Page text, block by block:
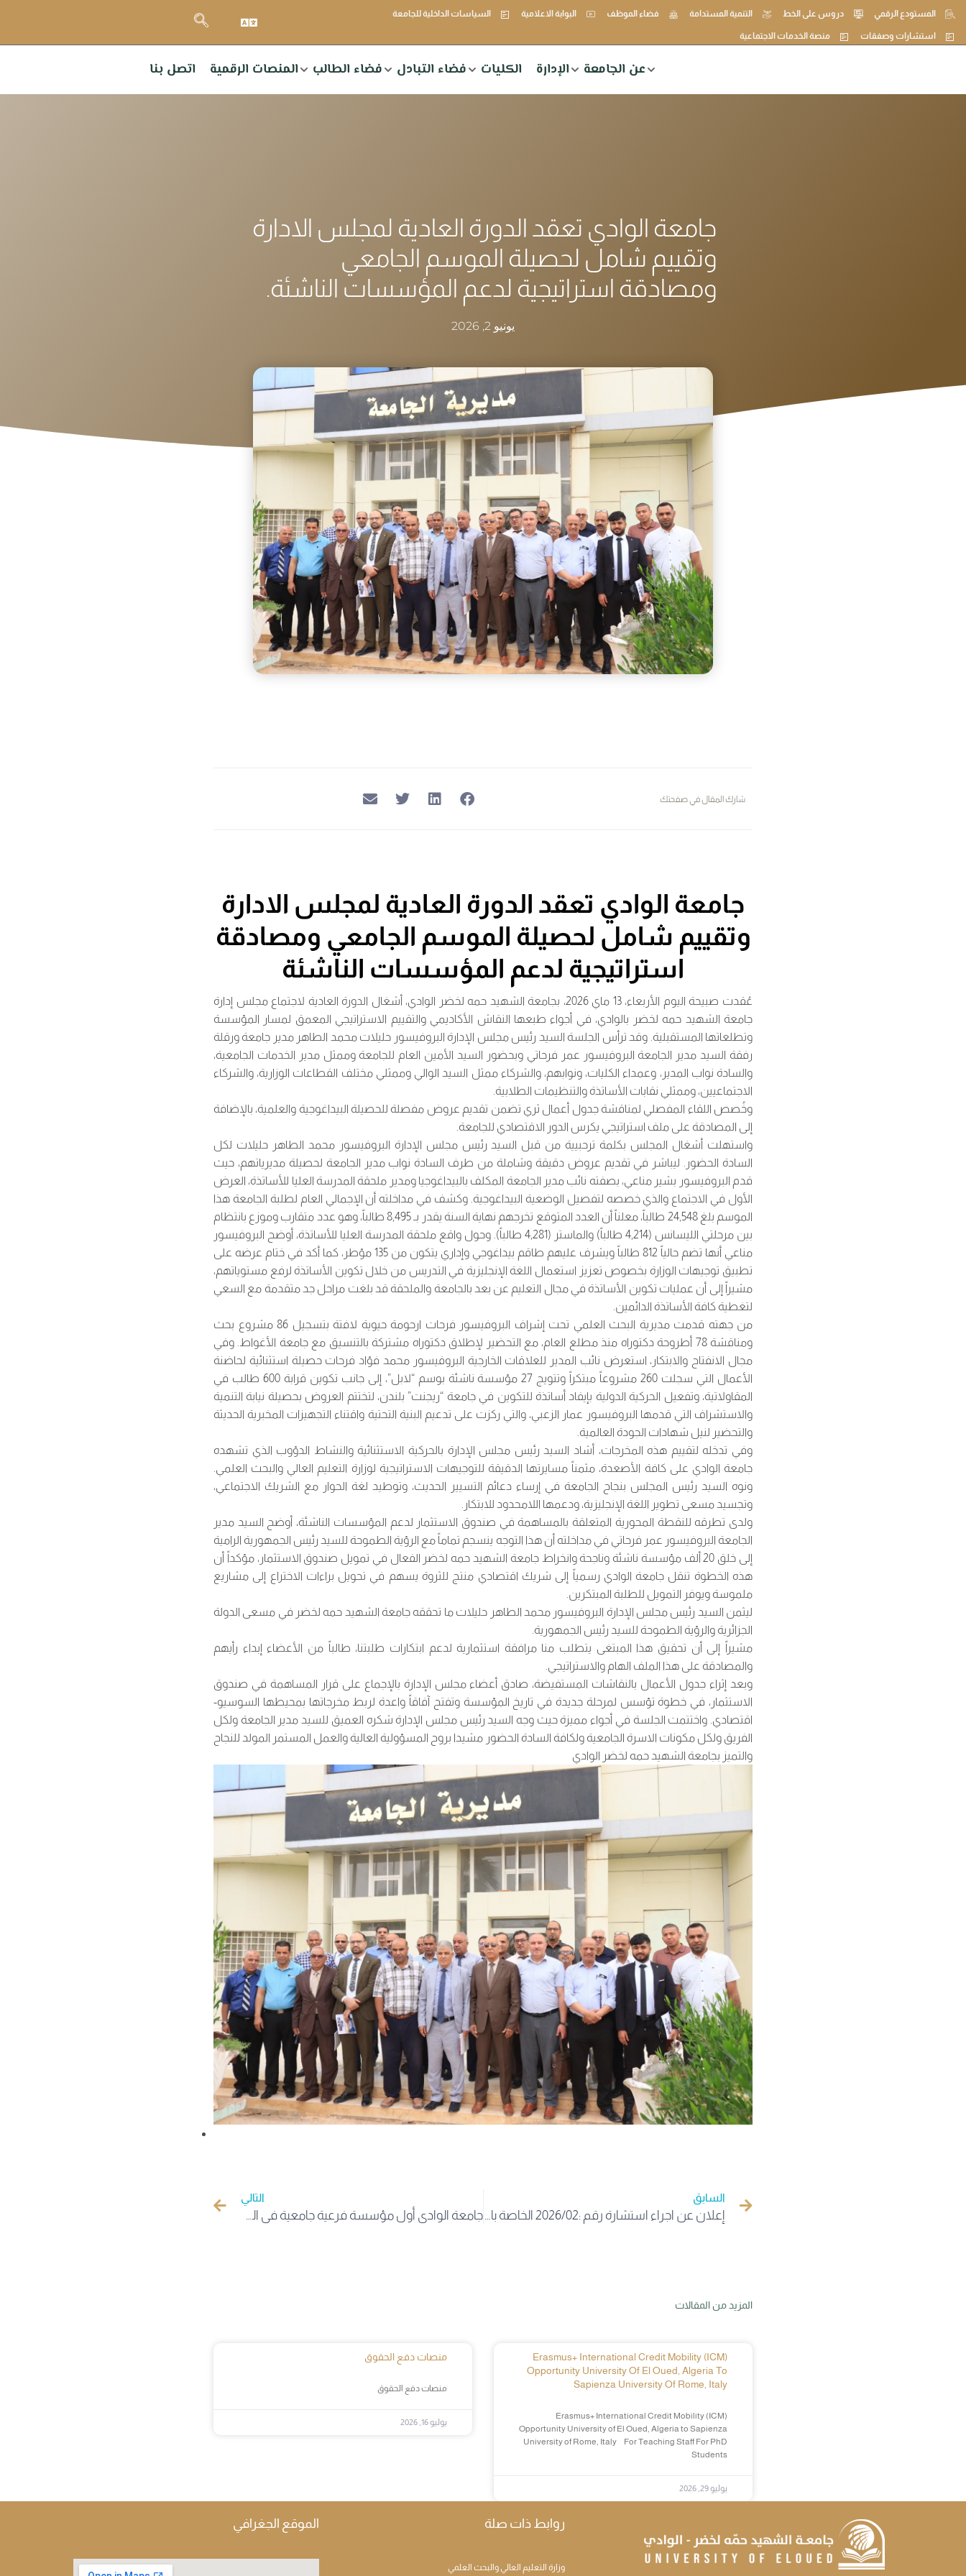
المستودع الرقمي دروس على الخط التنمية المستدامة فضاء الموظف البوابة الاعلامية السياسات الداخلية للجامعة
استشارات وصفقات منصة الخدمات الاجتماعية
عن الجامعة الإدارة الكليات فضاء التبادل فضاء الطالب المنصات الرقمية اتصل بنا
جامعة الوادي تعقد الدورة العادية لمجلس الادارة
وتقييم شامل لحصيلة الموسم الجامعي
ومصادقة استراتيجية لدعم المؤسسات الناشئة.
يونيو 2, 2026
شارك المقال في صفحتك
جامعة الوادي تعقد الدورة العادية لمجلس الادارة
وتقييم شامل لحصيلة الموسم الجامعي ومصادقة
استراتيجية لدعم المؤسسات الناشئة
عُقدت صبيحة اليوم الأربعاء، 13 ماي 2026، بجامعة الشهيد حمه لخضر الوادي، أشغال الدورة العادية لاجتماع مجلس إدارة
جامعة الشهيد حمه لخضر بالوادي، في أجواء طبعها النقاش الأكاديمي والتقييم الاستراتيجي المعمق لمسار المؤسسة
وتطلعاتها المستقبلية. وقد ترأس الجلسة السيد رئيس مجلس الإدارة البروفيسور حليلات محمد الطاهر مدير جامعة ورقلة
رفقة السيد مدير الجامعة البروفيسور عمر فرحاتي وبحضور السيد الأمين العام للجامعة وممثل مدير الخدمات الجامعية،
والسادة نواب المدير، وعمداء الكليات، ونوابهم، والشركاء ممثل السيد الوالي وممثلي مختلف القطاعات الوزارية، والشركاء
الاجتماعيين، وممثلي نقابات الأساتذة والتنظيمات الطلابية.
وخُصص اللقاء المفصلي لمناقشة جدول أعمال ثري تضمن تقديم عروض مفصلة للحصيلة البيداغوجية والعلمية، بالإضافة
إلى المصادقة على ملف استراتيجي يكرس الدور الاقتصادي للجامعة.
واستهلت أشغال المجلس بكلمة ترحبيية من قبل السيد رئيس مجلس الإدارة البروفيسور محمد الطاهر حليلات لكل
السادة الحضور. ليباشر في تقديم عروض دقيقة وشاملة من طرف السادة نواب مدير الجامعة لحصيلة مديرياتهم، حيث
قدم البروفيسور بشير مناعي، بصفته نائب مدير الجامعة المكلف بالبيداغوجيا ومدير ملحقة المدرسة العليا للأساتذة، العرض
الأول في الاجتماع والذي خصصه لتفصيل الوضعية البيداغوجية. وكشف في مداخلته أن الإجمالي العام لطلبة الجامعة هذا
الموسم بلغ 24,548 طالباً، معلناً أن العدد المتوقع تخرجهم نهاية السنة يقدر بـ 8,495 طالباً، وهو عدد متقارب وموزع بانتظام
بين مرحلتي الليسانس (4,214 طالباً) والماستر (4,281 طالباً). وحول واقع ملحقة المدرسة العليا للأساتذة، أوضح البروفيسور
مناعي أنها تضم حالياً 812 طالباً ويشرف عليهم طاقم بيداغوجي وإداري يتكون من 135 مؤطر، كما أكد في ختام عرضه على
تطبيق توجيهات الوزارة بخصوص تعزيز استعمال اللغة الإنجليزية في التدريس من خلال تكوين الأساتذة لرفع مستوياتهم،
مشيراً إلى أن عمليات تكوين الأساتذة في مجال التعليم عن بعد بالجامعة والملحقة قد بلغت مراحل جد متقدمة مع السعي
لتغطية كافة الأساتذة الدائمين.
من جهته قدمت مديرية البحث العلمي تحت إشراف البروفيسور فرحات ارحومة حيوية لافتة بتسجيل 86 مشروع بحث
ومناقشة 78 أطروحة دكتوراه منذ مطلع العام، مع التحضير لإطلاق دكتوراه مشتركة بالتنسيق مع جامعة الأغواط. وفي
مجال الانفتاح والابتكار، استعرض نائب المدير للعلاقات الخارجية البروفيسور محمد فؤاد فرحات حصيلة استثنائية لحاضنة
الأعمال التي سجلت 260 مشروعاً مبتكراً وتتويج 27 مؤسسة ناشئة بوسم “لابل”، إلى جانب تكوين قرابة 600 طالب في
المقاولاتية، وتفعيل الحركية الدولية بإيفاد أساتذة للتكوين في جامعة “ريجنت” بلندن، لتختتم العروض بحصيلة نيابة التنمية
والاستشراف التي قدمها البروفيسور عمار الزعبي، والتي ركزت على تدعيم البنية التحتية واقتناء التجهيزات المخبرية الحديثة
والتحضير لنيل شهادات الجودة العالمية.
وفي تدخله لتقييم هذه المخرجات، أشاد السيد رئيس مجلس الإدارة بالحركية الاستثنائية والنشاط الدؤوب الذي تشهده
جامعة الوادي على كافة الأصعدة، مثمناً مسايرتها الدقيقة للتوجيهات الاستراتيجية لوزارة التعليم العالي والبحث العلمي.
ونوه السيد رئيس المجلس بنجاح الجامعة في إرساء دعائم التسيير الحديث، وتوطيد لغة الحوار مع الشريك الاجتماعي،
وتجسيد مسعى تطوير اللغة الإنجليزية، ودعمها اللامحدود للابتكار.
ولدى تطرقه للنقطة المحورية المتعلقة بالمساهمة في صندوق الاستثمار لدعم المؤسسات الناشئة، أوضح السيد مدير
الجامعة البروفيسور عمر فرحاتي في مداخلته أن هذا التوجه ينسجم تماماً مع الرؤية الطموحة للسيد رئيس الجمهورية الرامية
إلى خلق 20 ألف مؤسسة ناشئة وناجحة وانخراط جامعة الشهيد حمه لخضر الفعال في تمويل صندوق الاستثمار، مؤكداً أن
هذه الخطوة تنقل جامعة الوادي رسمياً إلى شريك اقتصادي منتج للثروة يسهم في تحويل براءات الاختراع إلى مشاريع
ملموسة ويوفر التمويل للطلبة المبتكرين.
ليثمن السيد رئيس مجلس الإدارة البروفيسور محمد الطاهر حليلات ما تحققه جامعة الشهيد حمه لخضر في مسعى الدولة
الجزائرية والرؤية الطموحة للسيد رئيس الجمهورية.
مشيراً إلى أن تحقيق هذا المبتغى يتطلب منا مرافقة استثمارية لدعم ابتكارات طلبتنا، طالباً من الأعضاء إبداء رأيهم
والمصادقة على هذا الملف الهام والاستراتيجي.
وبعد إثراء جدول الأعمال بالنقاشات المستفيضة، صادق أعضاء مجلس الإدارة بالإجماع على قرار المساهمة في صندوق
الاستثمار، في خطوة تؤسس لمرحلة جديدة في تاريخ المؤسسة وتفتح آفاقاً واعدة لربط مخرجاتها بمحيطها السوسيو-
اقتصادي. واختتمت الجلسة في أجواء مميزة حيث وجه السيد رئيس مجلس الإدارة شكره العميق للسيد مدير الجامعة ولكل
الفريق ولكل مكونات الاسرة الجامعية ولكافة السادة الحضور مشيدا بروح المسؤولية العالية والعمل المستمر المولد للنجاح
والتميز بجامعة الشهيد حمه لخضر الوادي
السابق التالي
المزيد من المقالات
Erasmus+ International Credit Mobility (ICM)
Opportunity University Of El Oued, Algeria To
Sapienza University Of Rome, Italy
Erasmus+ International Credit Mobility (ICM)
Opportunity University of El Oued, Algeria to Sapienza
University of Rome, Italy For Teaching Staff For PhD
Students
يوليو 29, 2026
منصات دفع الحقوق
منصات دفع الحقوق
يوليو 16, 2026
روابط ذات صلة
وزارة التعليم العالي والبحث العلمي
الموقع الجغرافي